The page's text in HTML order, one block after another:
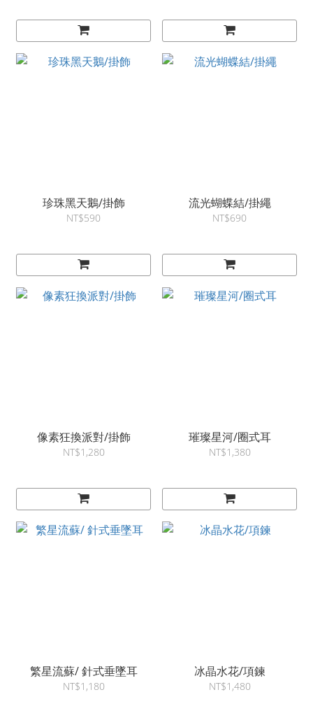
珍珠黑天鵝/掛飾
NT$590
流光蝴蝶結/掛繩
NT$690
像素狂換派對/掛飾
NT$1,280
璀璨星河/圈式耳
NT$1,380
繁星流蘇/ 針式垂墜耳
NT$1,180
冰晶水花/項鍊
NT$1,480